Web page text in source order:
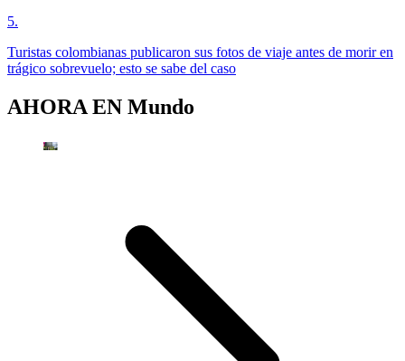
5.
Turistas colombianas publicaron sus fotos de viaje antes de morir en
trágico sobrevuelo; esto se sabe del caso
AHORA EN Mundo